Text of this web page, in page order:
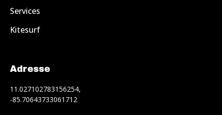
Services
Kitesurf
Adresse
11.027102783156254,
-85.70643733061712